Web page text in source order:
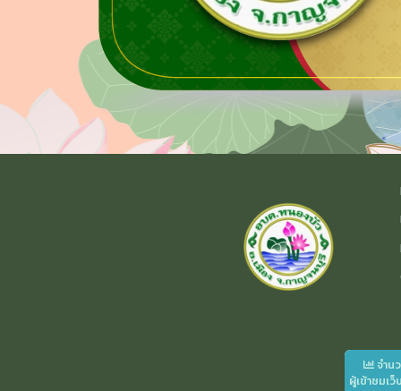
จำน
ผู้เข้าชมเว็